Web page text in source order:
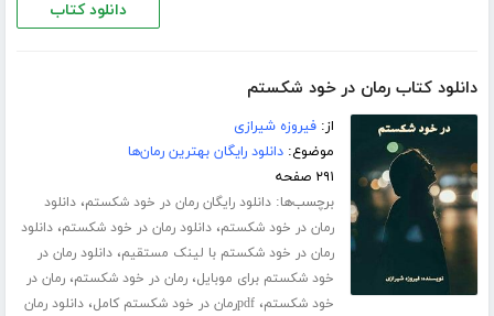
دانلود کتاب
دانلود کتاب رمان در خود شکستم
از:فیروزه شیرازی
موضوع:دانلود رایگان بهترین رمان‌ها
۲۹۱ صفحه
برچسب‌ها:دانلود رایگان رمان در خود شکستم،دانلود
رمان در خود شکستم،دانلود رمان در خود شکستم،دانلود
رمان در خود شکستم با لینک مستقیم،دانلود رمان در
خود شکستم برای موبایل،رمان در خود شکستم،رمان در
خود شکستم،pdfرمان در خود شکستم کامل ،دانلود رمان